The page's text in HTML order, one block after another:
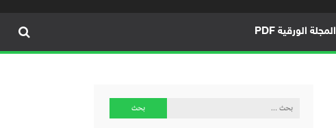
المجلة الورقية PDF
البحث